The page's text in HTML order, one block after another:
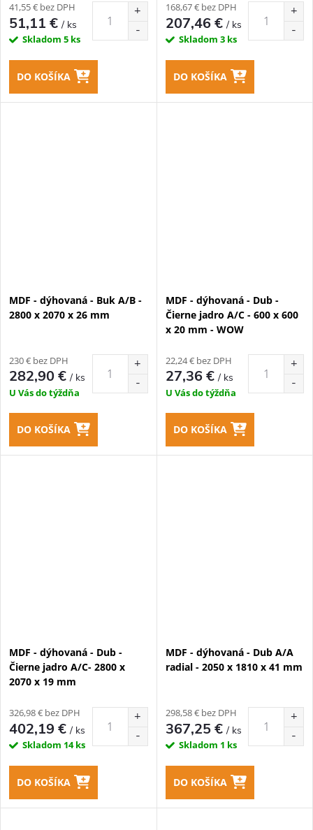
41,55 € bez DPH
51,11 €/ ks
Skladom 5 ks
DO KOŠÍKA
168,67 € bez DPH
207,46 €/ ks
Skladom 3 ks
DO KOŠÍKA
MDF - dýhovaná - Buk A/B -
2800 x 2070 x 26 mm
230 € bez DPH
282,90 €/ ks
U Vás do týždňa
DO KOŠÍKA
MDF - dýhovaná - Dub -
Čierne jadro A/C - 600 x 600
x 20 mm - WOW
22,24 € bez DPH
27,36 €/ ks
U Vás do týždňa
DO KOŠÍKA
MDF - dýhovaná - Dub -
Čierne jadro A/C- 2800 x
2070 x 19 mm
326,98 € bez DPH
402,19 €/ ks
Skladom 14 ks
DO KOŠÍKA
MDF - dýhovaná - Dub A/A
radial - 2050 x 1810 x 41 mm
298,58 € bez DPH
367,25 €/ ks
Skladom 1 ks
DO KOŠÍKA